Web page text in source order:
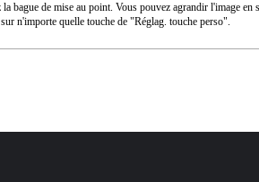
bague de mise au point. Vous pouvez agrandir l'image en
n'importe quelle touche de "Réglag. touche perso".